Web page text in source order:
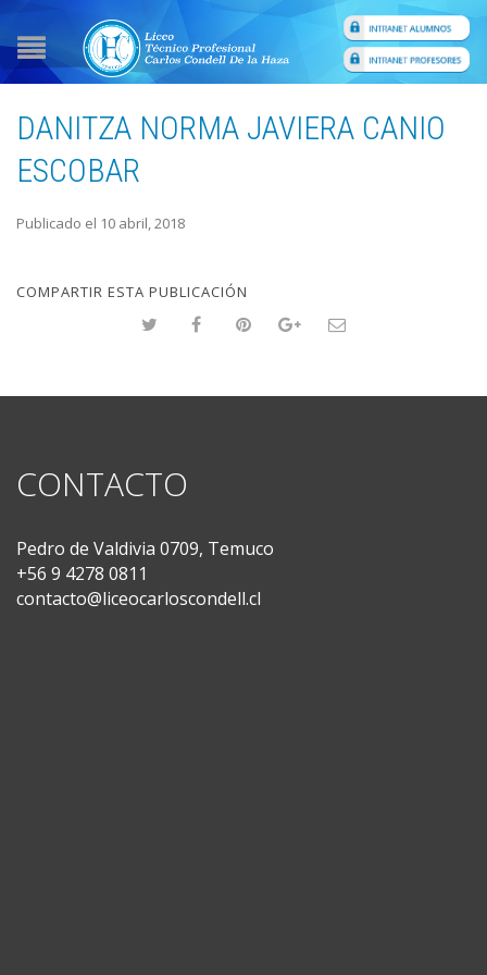
DANITZA NORMA JAVIERA CANIO
ESCOBAR
Publicado el 10 abril, 2018
COMPARTIR ESTA PUBLICACIÓN
CONTACTO
Pedro de Valdivia 0709, Temuco
+56 9 4278 0811
contacto@liceocarloscondell.cl